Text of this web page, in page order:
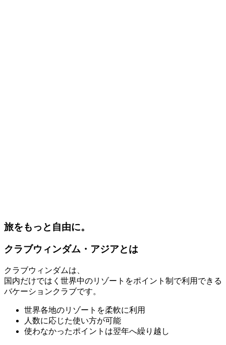
旅をもっと自由に。
クラブウィンダム・アジアとは
クラブウィンダムは、
国内だけではく世界中のリゾートをポイント制で利用できる
バケーションクラブです。
世界各地のリゾートを柔軟に利用
人数に応じた使い方が可能
使わなかったポイントは翌年へ繰り越し